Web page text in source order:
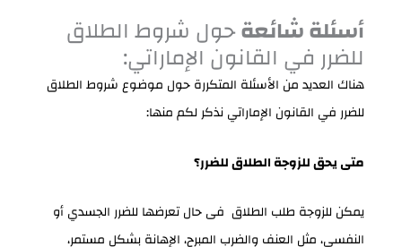
أسئلة شائعةحول شروط الطلاق
للضرر في القانون الإماراتي:
هناك العديد من الأسئلة المتكررة حول موضوع شروط الطلاق
للضرر في القانون الإماراتي نذكر لكم منها:
متى يحق للزوجة الطلاق للضرر؟
يمكن للزوجة طلب الطلاق فى حال تعرضها للضرر الجسدي أو
النفسي، مثل العنف والضرب المبرح، الإهانة بشكل مستمر،